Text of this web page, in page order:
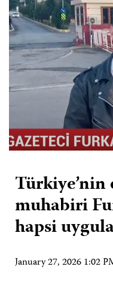
muhabiri
hapsi
January 27, 2026 1:02